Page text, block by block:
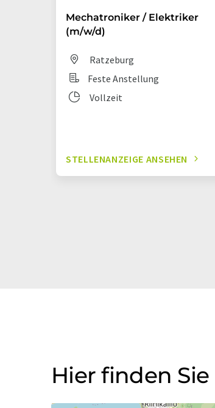
Mechatroniker / Elektriker
(m/w/d)
Ratzeburg
Feste Anstellung
Vollzeit
STELLENANZEIGE ANSEHEN
Hier finden